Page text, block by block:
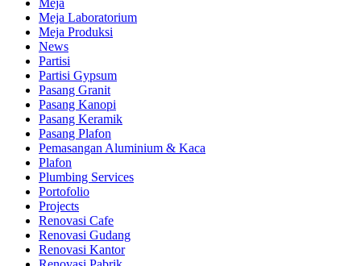
Meja Laboratorium
Meja Produksi
News
Partisi
Partisi Gypsum
Pasang Granit
Pasang Kanopi
Pasang Keramik
Pasang Plafon
Pemasangan Aluminium & Kaca
Plafon
Plumbing Services
Portofolio
Projects
Renovasi Cafe
Renovasi Gudang
Renovasi Kantor